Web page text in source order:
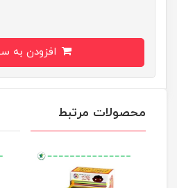
محصولات مرتبط